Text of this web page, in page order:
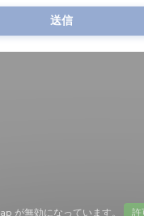
が無効になっています。 許